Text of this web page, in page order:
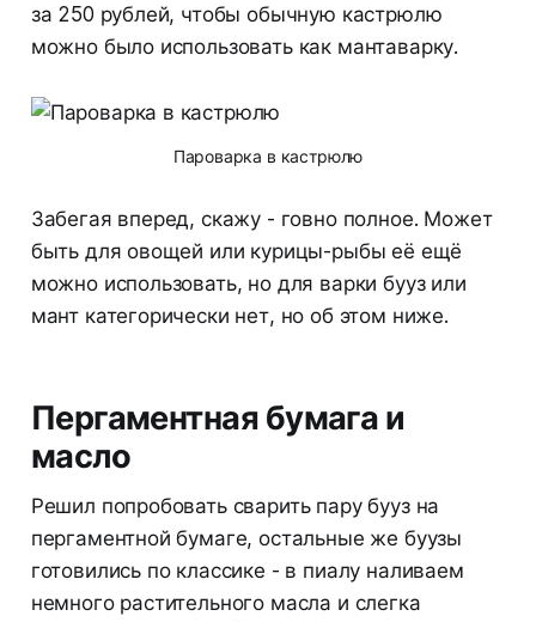
за 250 рублей, чтобы обычную кастрюлю
можно было использовать как мантаварку.
Пароварка в кастрюлю
Забегая вперед, скажу - говно полное. Может
быть для овощей или курицы-рыбы её ещё
можно использовать, но для варки бууз или
мант категорически нет, но об этом ниже.
Пергаментная бумага и
масло
Решил попробовать сварить пару бууз на
пергаментной бумаге, остальные же буузы
готовились по классике - в пиалу наливаем
немного растительного масла и слегка